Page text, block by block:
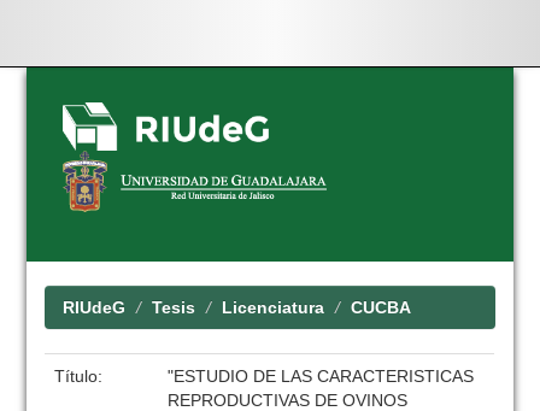
Skip
navigation
RIUdeG Tesis Licenciatura CUCBA
Título:
"ESTUDIO DE LAS CARACTERISTICAS
REPRODUCTIVAS DE OVINOS